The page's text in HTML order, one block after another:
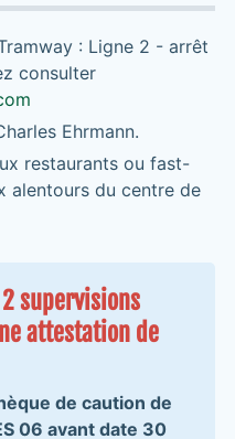
: Ligne 2 - arrêt
consulter
Ehrmann.
restaurants ou fast-
alentours du centre de
supervisions
attestation de
de caution de
06 avant date 30